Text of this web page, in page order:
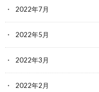
2022年7月
2022年5月
2022年3月
2022年2月